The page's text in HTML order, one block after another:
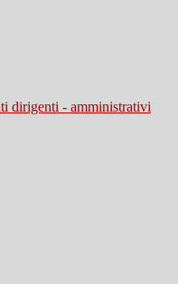
dirigenti - amministrativi